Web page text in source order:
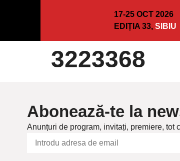
17-25 OCT 2026
EDIȚIA 33,SIBIU
3223368
Abonează-te la
Anunțuri de program, invitați, premiere,